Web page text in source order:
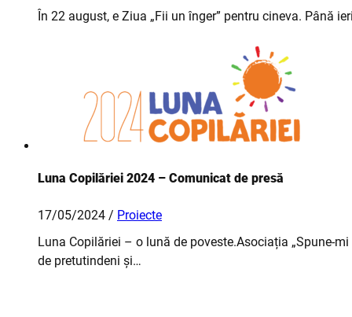
În 22 august, e Ziua „Fii un înger” pentru cineva. Până
Luna Copilăriei 2024 – Comunicat de presă
17/05/2024 / Proiecte
Luna Copilăriei – o lună de poveste.Asociația „Spune-
de pretutindeni și…